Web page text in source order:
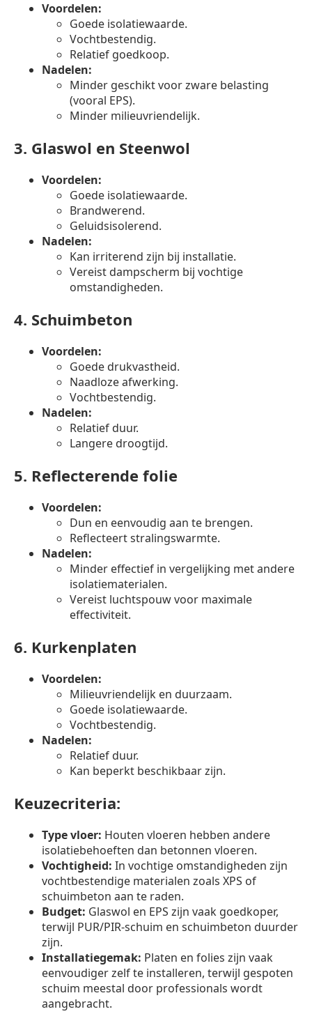
Voordelen:
Goede isolatiewaarde.
Vochtbestendig.
Relatief goedkoop.
Nadelen:
Minder geschikt voor zware belasting
(vooral EPS).
Minder milieuvriendelijk.
3. Glaswol en Steenwol
Voordelen:
Goede isolatiewaarde.
Brandwerend.
Geluidsisolerend.
Nadelen:
Kan irriterend zijn bij installatie.
Vereist dampscherm bij vochtige
omstandigheden.
4. Schuimbeton
Voordelen:
Goede drukvastheid.
Naadloze afwerking.
Vochtbestendig.
Nadelen:
Relatief duur.
Langere droogtijd.
5. Reflecterende folie
Voordelen:
Dun en eenvoudig aan te brengen.
Reflecteert stralingswarmte.
Nadelen:
Minder effectief in vergelijking met andere
isolatiematerialen.
Vereist luchtspouw voor maximale
effectiviteit.
6. Kurkenplaten
Voordelen:
Milieuvriendelijk en duurzaam.
Goede isolatiewaarde.
Vochtbestendig.
Nadelen:
Relatief duur.
Kan beperkt beschikbaar zijn.
Keuzecriteria:
Type vloer: Houten vloeren hebben andere
isolatiebehoeften dan betonnen vloeren.
Vochtigheid: In vochtige omstandigheden zijn
vochtbestendige materialen zoals XPS of
schuimbeton aan te raden.
Budget: Glaswol en EPS zijn vaak goedkoper,
terwijl PUR/PIR-schuim en schuimbeton duurder
zijn.
Installatiegemak: Platen en folies zijn vaak
eenvoudiger zelf te installeren, terwijl gespoten
schuim meestal door professionals wordt
aangebracht.